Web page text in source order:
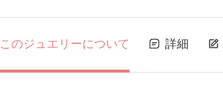
このジュエリーについて 詳細